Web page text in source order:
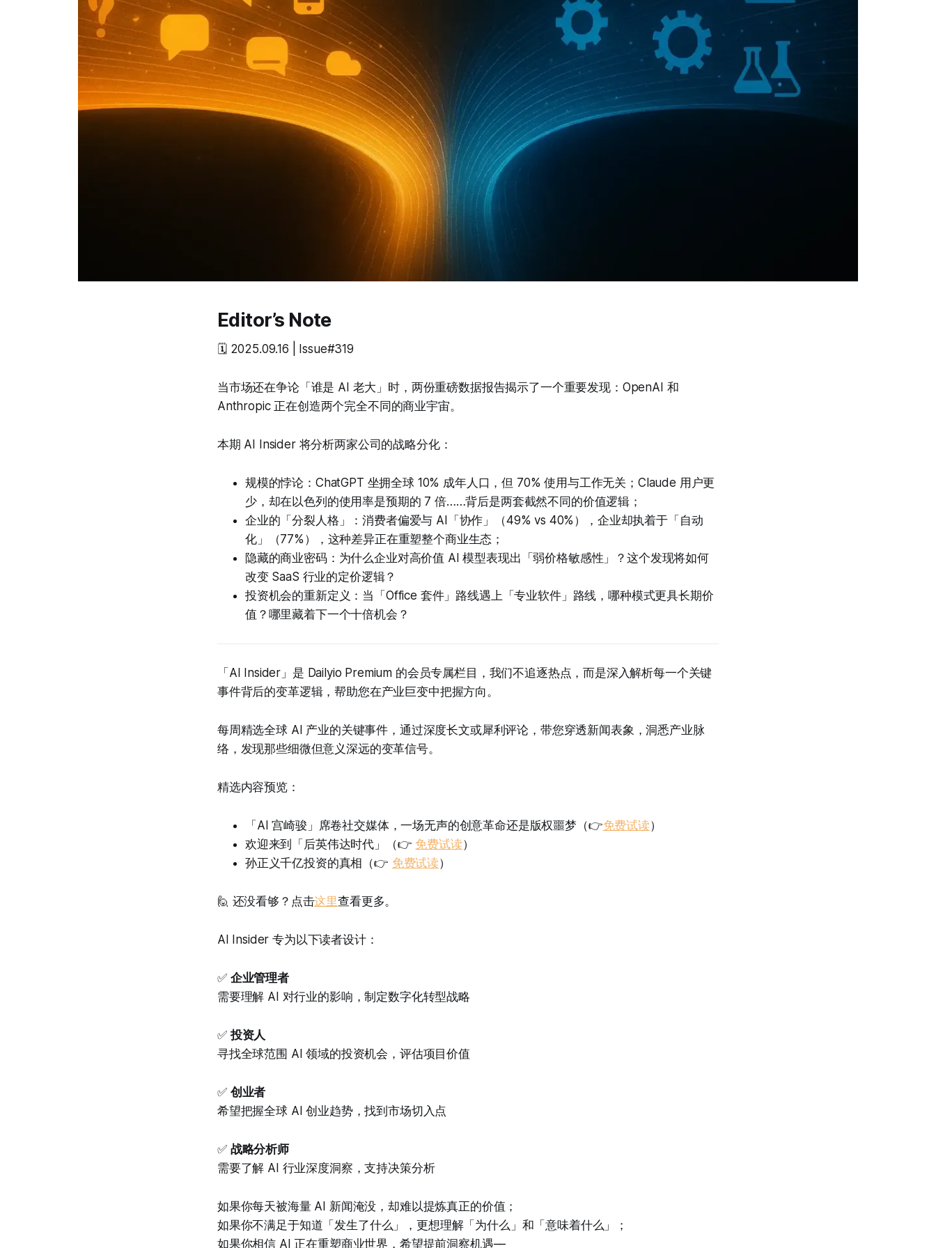
Editor’s Note
🗓️ 2025.09.16 | Issue#319
当市场还在争论「谁是 AI 老大」时，两份重磅数据报告揭示了一个重要发现：OpenAI 和
Anthropic 正在创造两个完全不同的商业宇宙。
本期 AI Insider 将分析两家公司的战略分化：
规模的悖论：ChatGPT 坐拥全球 10% 成年人口，但 70% 使用与工作无关；Claude 用户更
少，却在以色列的使用率是预期的 7 倍……背后是两套截然不同的价值逻辑；
企业的「分裂人格」：消费者偏爱与 AI「协作」（49% vs 40%），企业却执着于「自动
化」（77%），这种差异正在重塑整个商业生态；
隐藏的商业密码：为什么企业对高价值 AI 模型表现出「弱价格敏感性」？这个发现将如何
改变 SaaS 行业的定价逻辑？
投资机会的重新定义：当「Office 套件」路线遇上「专业软件」路线，哪种模式更具长期价
值？哪里藏着下一个十倍机会？
「AI Insider」是 Dailyio Premium 的会员专属栏目，我们不追逐热点，而是深入解析每一个关键
事件背后的变革逻辑，帮助您在产业巨变中把握方向。
每周精选全球 AI 产业的关键事件，通过深度长文或犀利评论，带您穿透新闻表象，洞悉产业脉
络，发现那些细微但意义深远的变革信号。
精选内容预览：
「AI 宫崎骏」席卷社交媒体，一场无声的创意革命还是版权噩梦（👉免费试读）
欢迎来到「后英伟达时代」（👉 免费试读）
孙正义千亿投资的真相（👉 免费试读）
🙋 还没看够？点击这里查看更多。
AI Insider 专为以下读者设计：
✅ 企业管理者
需要理解 AI 对行业的影响，制定数字化转型战略
✅ 投资人
寻找全球范围 AI 领域的投资机会，评估项目价值
✅ 创业者
希望把握全球 AI 创业趋势，找到市场切入点
✅ 战略分析师
需要了解 AI 行业深度洞察，支持决策分析
如果你每天被海量 AI 新闻淹没，却难以提炼真正的价值；
如果你不满足于知道「发生了什么」，更想理解「为什么」和「意味着什么」；
如果你相信 AI 正在重塑商业世界，希望提前洞察机遇––